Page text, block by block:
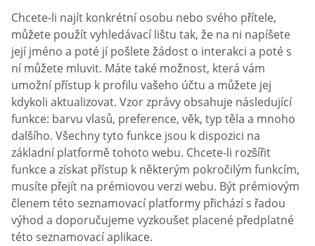
Chcete-li najít konkrétní osobu nebo svého přítele,
můžete použít vyhledávací lištu tak, že na ni napíšete
její jméno a poté jí pošlete žádost o interakci a poté s
ní můžete mluvit. Máte také možnost, která vám
umožní přístup k profilu vašeho účtu a můžete jej
kdykoli aktualizovat. Vzor zprávy obsahuje následující
funkce: barvu vlasů, preference, věk, typ těla a mnoho
dalšího. Všechny tyto funkce jsou k dispozici na
základní platformě tohoto webu. Chcete-li rozšířit
funkce a získat přístup k některým pokročilým funkcím,
musíte přejít na prémiovou verzi webu. Být prémiovým
členem této seznamovací platformy přichází s řadou
výhod a doporučujeme vyzkoušet placené předplatné
této seznamovací aplikace.